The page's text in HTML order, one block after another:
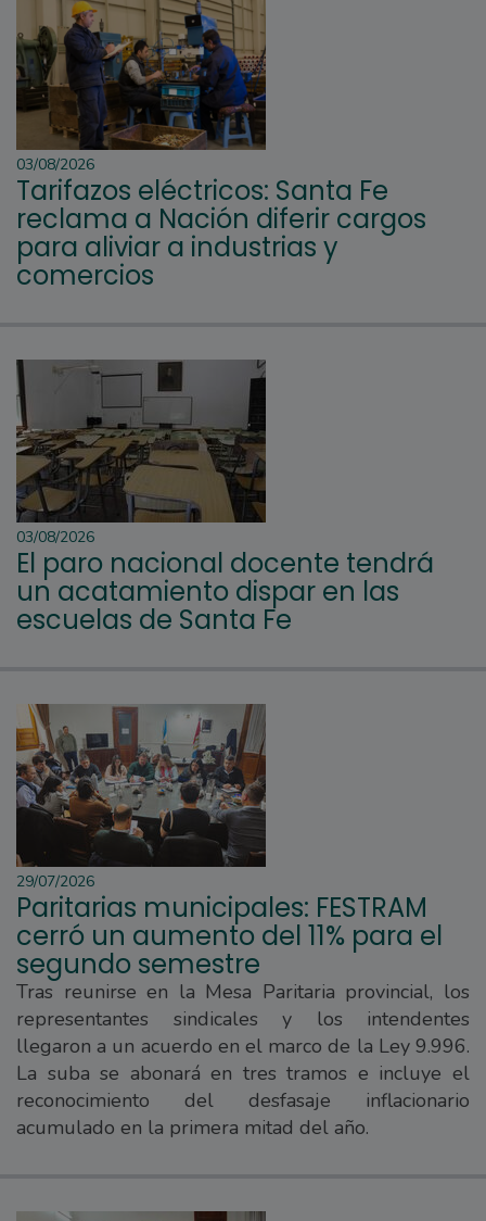
03/08/2026
Tarifazos eléctricos: Santa Fe
reclama a Nación diferir cargos
para aliviar a industrias y
comercios
03/08/2026
El paro nacional docente tendrá
un acatamiento dispar en las
escuelas de Santa Fe
29/07/2026
Paritarias municipales: FESTRAM
cerró un aumento del 11% para el
segundo semestre
Tras reunirse en la Mesa Paritaria provincial, los
representantes sindicales y los intendentes
llegaron a un acuerdo en el marco de la Ley 9.996.
La suba se abonará en tres tramos e incluye el
reconocimiento del desfasaje inflacionario
acumulado en la primera mitad del año.